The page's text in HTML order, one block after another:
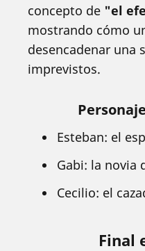
concepto de "el
mostrando cómo
desencadenar una
imprevistos.
Esteban: el
Gabi: la novia
Cecilio: el
Final